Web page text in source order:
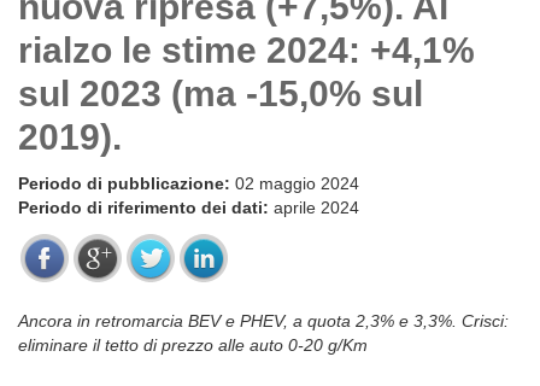
rialzo le stime 2024: +4,1%
sul 2023 (ma -15,0% sul
2019).
Periodo di pubblicazione: 02 maggio 2024
Periodo di riferimento dei dati: aprile 2024
Ancora in retromarcia BEV e PHEV, a quota 2,3% e 3,3%. Crisci:
eliminare il tetto di prezzo alle auto 0-20 g/Km